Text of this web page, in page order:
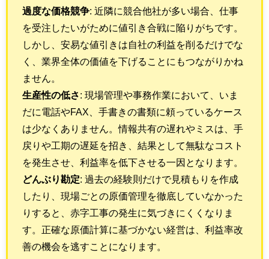
過度な価格競争: 近隣に競合他社が多い場合、仕事
を受注したいがために値引き合戦に陥りがちです。
しかし、安易な値引きは自社の利益を削るだけでな
く、業界全体の価値を下げることにもつながりかね
ません。
生産性の低さ: 現場管理や事務作業において、いま
だに電話やFAX、手書きの書類に頼っているケース
は少なくありません。情報共有の遅れやミスは、手
戻りや工期の遅延を招き、結果として無駄なコスト
を発生させ、利益率を低下させる一因となります。
どんぶり勘定: 過去の経験則だけで見積もりを作成
したり、現場ごとの原価管理を徹底していなかった
りすると、赤字工事の発生に気づきにくくなりま
す。正確な原価計算に基づかない経営は、利益率改
善の機会を逃すことになります。